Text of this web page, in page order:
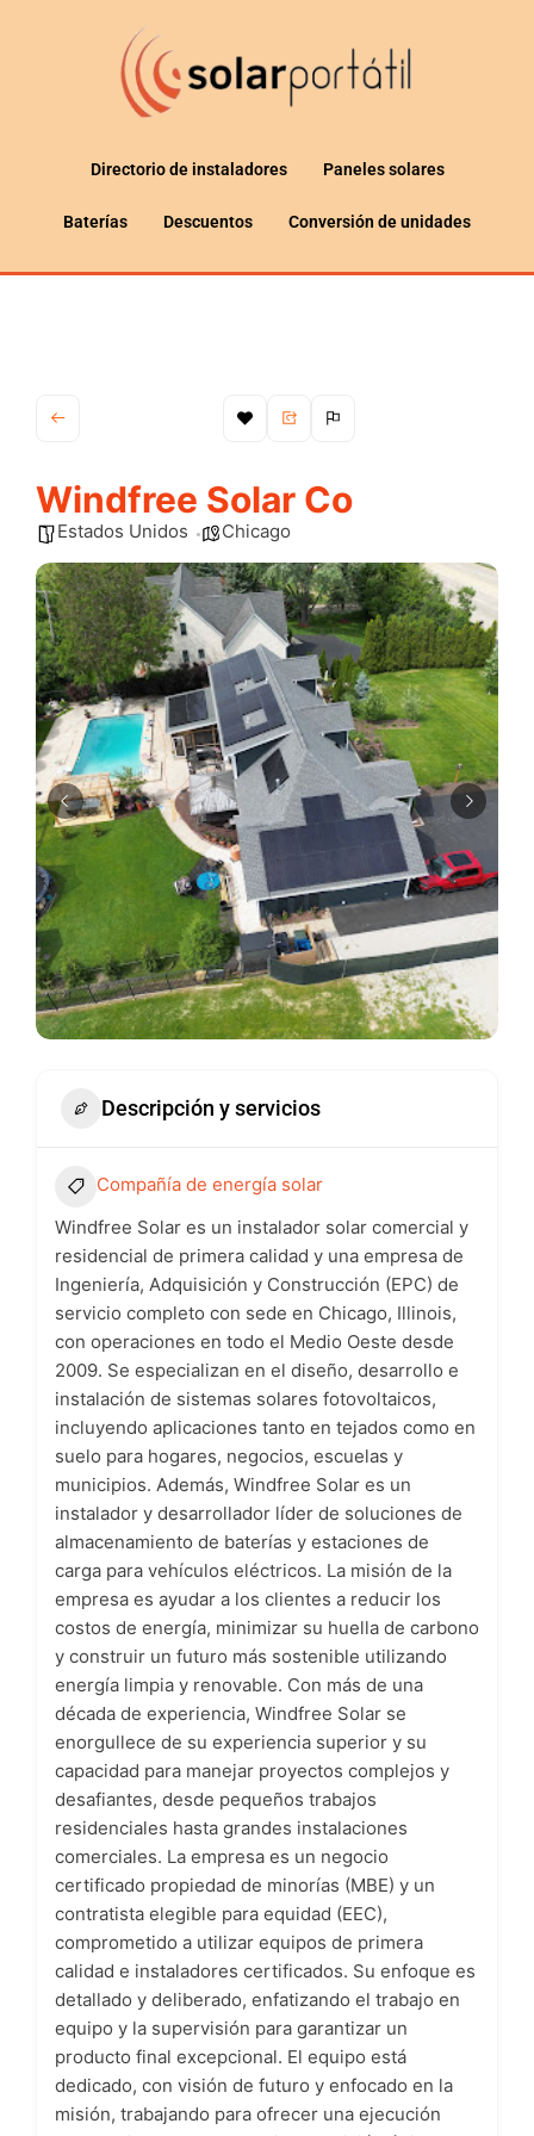
Directorio de instaladores Paneles solares
Baterías Descuentos Conversión de unidades
Windfree Solar Co
Estados Unidos Chicago
Descripción y servicios
Compañía de energía solar
Windfree Solar es un instalador solar comercial y
residencial de primera calidad y una empresa de
Ingeniería, Adquisición y Construcción (EPC) de
servicio completo con sede en Chicago, Illinois,
con operaciones en todo el Medio Oeste desde
2009. Se especializan en el diseño, desarrollo e
instalación de sistemas solares fotovoltaicos,
incluyendo aplicaciones tanto en tejados como en
suelo para hogares, negocios, escuelas y
municipios. Además, Windfree Solar es un
instalador y desarrollador líder de soluciones de
almacenamiento de baterías y estaciones de
carga para vehículos eléctricos. La misión de la
empresa es ayudar a los clientes a reducir los
costos de energía, minimizar su huella de carbono
y construir un futuro más sostenible utilizando
energía limpia y renovable. Con más de una
década de experiencia, Windfree Solar se
enorgullece de su experiencia superior y su
capacidad para manejar proyectos complejos y
desafiantes, desde pequeños trabajos
residenciales hasta grandes instalaciones
comerciales. La empresa es un negocio
certificado propiedad de minorías (MBE) y un
contratista elegible para equidad (EEC),
comprometido a utilizar equipos de primera
calidad e instaladores certificados. Su enfoque es
detallado y deliberado, enfatizando el trabajo en
equipo y la supervisión para garantizar un
producto final excepcional. El equipo está
dedicado, con visión de futuro y enfocado en la
misión, trabajando para ofrecer una ejecución